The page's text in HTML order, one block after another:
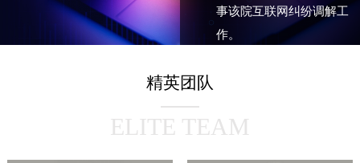
事该院互联网纠纷调解工
作。
效便捷的全流程在线纠纷
精英团队
ELITE TEAM